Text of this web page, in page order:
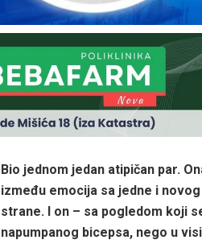
Bio jednom jedan atipičan par.
između emocija sa jedne i
strane. I on – sa pogledom koji
napumpanog bicepsa, nego u